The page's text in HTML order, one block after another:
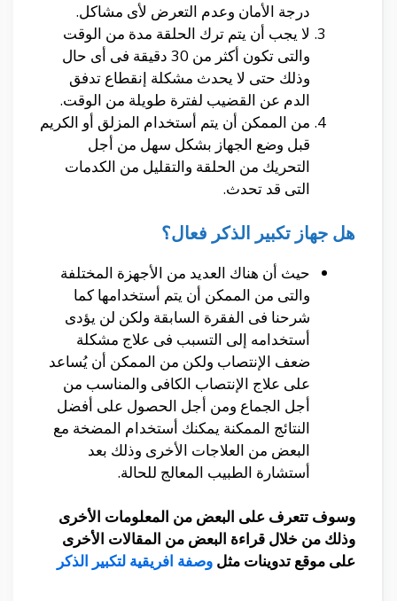
درجة الأمان وعدم التعرض لأى مشاكل.
لا يجب أن يتم ترك الحلقة مدة من الوقت
والتى تكون أكثر من 30 دقيقة فى أى حال
وذلك حتى لا يحدث مشكلة إنقطاع تدفق
الدم عن القضيب لفترة طويلة من الوقت.
من الممكن أن يتم أستخدام المزلق أو الكريم
قبل وضع الجهاز بشكل سهل من أجل
التحريك من الحلقة والتقليل من الكدمات
التى قد تحدث.
هل جهاز تكبير الذكر فعال؟
حيث أن هناك العديد من الأجهزة المختلفة
والتى من الممكن أن يتم أستخدامها كما
شرحنا فى الفقرة السابقة ولكن لن يؤدى
أستخدامه إلى التسبب فى علاج مشكلة
ضعف الإنتصاب ولكن من الممكن أن يُساعد
على علاج الإنتصاب الكافى والمناسب من
أجل الجماع ومن أجل الحصول على أفضل
النتائج الممكنة يمكنك أستخدام المضخة مع
البعض من العلاجات الأخرى وذلك بعد
أستشارة الطبيب المعالج للحالة.
وسوف تتعرف على البعض من المعلومات الأخرى
وذلك من خلال قراءة البعض من المقالات الأخرى
على موقع تدوينات مثل وصفة افريقية لتكبير الذكر